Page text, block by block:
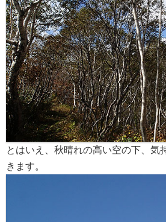
とはいえ、秋晴れの高い空の下、気
きます。